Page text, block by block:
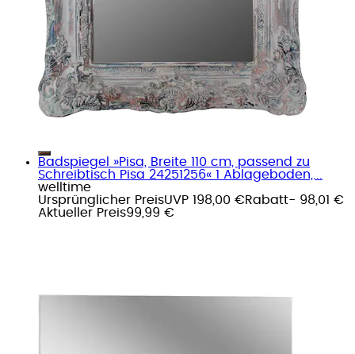
Badspiegel »Pisa, Breite 110 cm, passend zu
Schreibtisch Pisa 24251256« 1 Ablageboden,...
welltime
Ursprünglicher PreisUVP 198,00 €Rabatt- 98,01 €
Aktueller Preis99,99 €